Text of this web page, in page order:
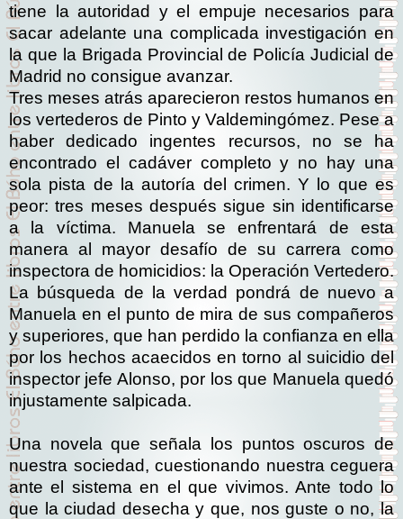
tiene la autoridad y el empuje necesarios para
sacar adelante una complicada investigación en
la que la Brigada Provincial de Policía Judicial de
Madrid no consigue avanzar.
Tres meses atrás aparecieron restos humanos en
los vertederos de Pinto y Valdemingómez. Pese a
haber dedicado ingentes recursos, no se ha
encontrado el cadáver completo y no hay una
sola pista de la autoría del crimen. Y lo que es
peor: tres meses después sigue sin identificarse
a la víctima. Manuela se enfrentará de esta
manera al mayor desafío de su carrera como
inspectora de homicidios: la Operación Vertedero.
La búsqueda de la verdad pondrá de nuevo a
Manuela en el punto de mira de sus compañeros
y superiores, que han perdido la confianza en ella
por los hechos acaecidos en torno al suicidio del
inspector jefe Alonso, por los que Manuela quedó
injustamente salpicada.
Una novela que señala los puntos oscuros de
nuestra sociedad, cuestionando nuestra ceguera
ante el sistema en el que vivimos. Ante todo lo
que la ciudad desecha y que, nos guste o no, la